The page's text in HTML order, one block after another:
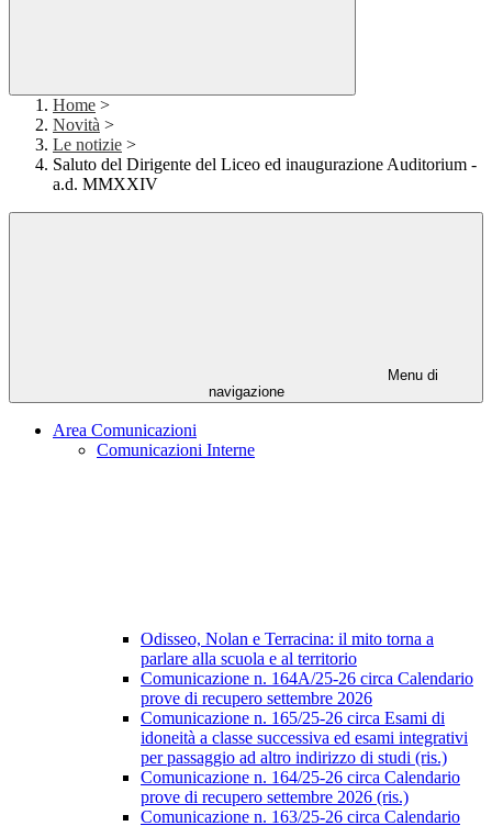
Home >
Novità >
Le notizie >
Saluto del Dirigente del Liceo ed inaugurazione Auditorium -
a.d. MMXXIV
Menu di
navigazione
Area Comunicazioni
Comunicazioni Interne
Odisseo, Nolan e Terracina: il mito torna a
parlare alla scuola e al territorio
Comunicazione n. 164A/25-26 circa Calendario
prove di recupero settembre 2026
Comunicazione n. 165/25-26 circa Esami di
idoneità a classe successiva ed esami integrativi
per passaggio ad altro indirizzo di studi (ris.)
Comunicazione n. 164/25-26 circa Calendario
prove di recupero settembre 2026 (ris.)
Comunicazione n. 163/25-26 circa Calendario